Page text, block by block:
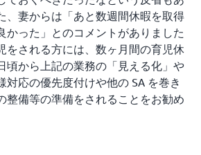
、妻からは「あと数週間休暇を取得
かった」とのコメントがありました
をされる方には、数ヶ月間の育児休
頃から上記の業務の「見える化」や
対応の優先度付けや他の SA を巻き
整備等の準備をされることをお勧め